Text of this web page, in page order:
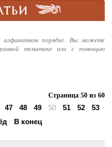
алфавитном порядке. Вы можете
тематике или с помощью
Страница 50 из 60
47 48 49 50 51 52
53
В конец